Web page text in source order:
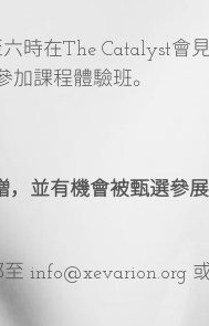
時在The Catalyst會
加課程體驗班。
並有機會被甄選參展
info@xevarion.org